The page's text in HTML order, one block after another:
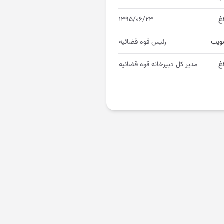
۱۳۹۵/۰۶/۲۳
رئیس قوه قضائیه
مدیر کل دبیرخانه قوه قضائیه